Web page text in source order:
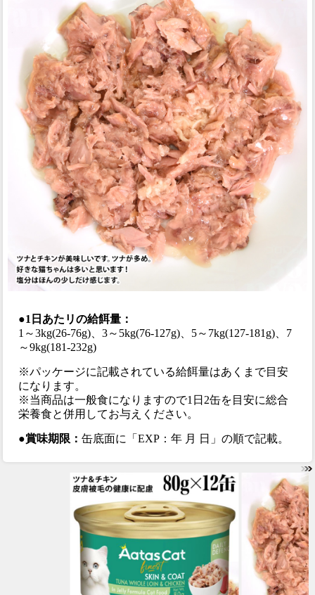
●1日あたリの給餌量：
1～3kg(26-76g)、3～5kg(76-127g)、5～7kg(127-181g)、7
～9kg(181-232g)
※パッケージに記載されている給餌量はあくまで目安
になります。
※当商品は一般食になりますので1日2缶を目安に総合
栄養食と併用してお与えください。
●賞味期限：缶底面に「EXP：年 月 日」の順で記載。